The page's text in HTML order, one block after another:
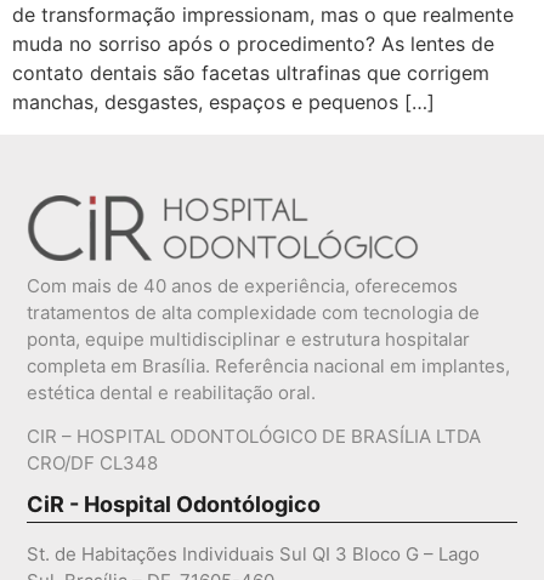
de transformação impressionam, mas o que realmente
muda no sorriso após o procedimento? As lentes de
contato dentais são facetas ultrafinas que corrigem
manchas, desgastes, espaços e pequenos […]
Com mais de 40 anos de experiência, oferecemos
tratamentos de alta complexidade com tecnologia de
ponta, equipe multidisciplinar e estrutura hospitalar
completa em Brasília. Referência nacional em implantes,
estética dental e reabilitação oral.
CIR – HOSPITAL ODONTOLÓGICO DE BRASÍLIA LTDA
CRO/DF CL348
CiR - Hospital Odontólogico
St. de Habitações Individuais Sul QI 3 Bloco G – Lago